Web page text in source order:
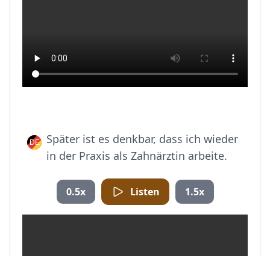
Später ist es denkbar, dass ich wieder
in der Praxis als Zahnärztin arbeite.
0.5x Listen 1.5x